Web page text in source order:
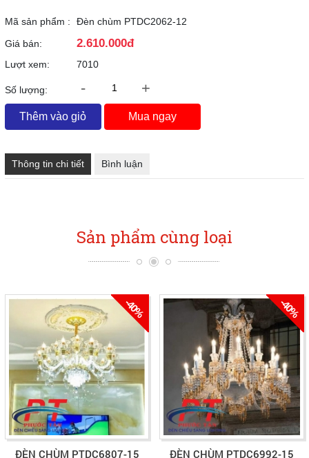
Mã sản phẩm :
Đèn chùm PTDC2062-12
Giá bán:
2.610.000đ
Lượt xem: 7010
Số lượng: - +
Thêm vào giỏ Mua ngay
Thông tin chi tiết Bình luận
Sản phẩm cùng loại
-40%
ĐÈN CHÙM PTDC6807-15
-40%
ĐÈN CHÙM PTDC6992-15